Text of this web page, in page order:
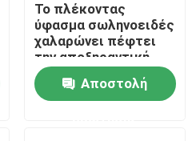
Το πλέκοντας
ύφασμα σωληνοειδές
χαλαρώνει πέφτει
την αποξηραντική
μηχανή
Αποστολή